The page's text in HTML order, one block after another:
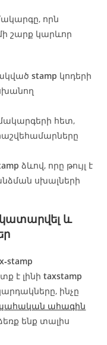
որն
շարք կարևոր
stamp կոդերի
հետ,
ձևով, որը թույլ է
սխալների
կատարվել և
է լինիtaxstamp
ինչը
ահագին
ենք տալիս